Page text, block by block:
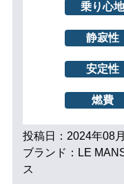
乗り心地
静寂性
安定性
燃費
投稿日：2024年08
ブランド：LE
ス